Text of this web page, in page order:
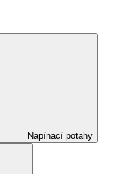
Napínací potahy